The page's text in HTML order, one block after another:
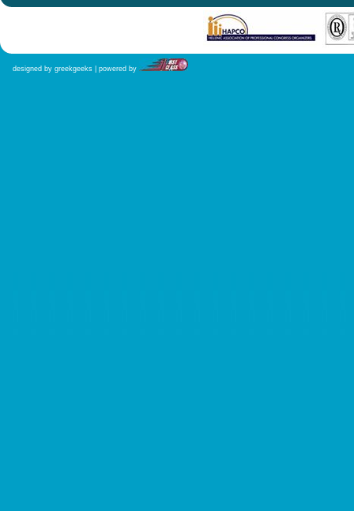
designed by greekgeeks | powered by